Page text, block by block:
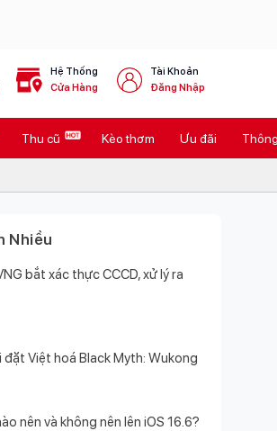
Hệ Thống
Cửa Hàng
Tài Khoản
Đăng Nhập
Thu cũ Kèo thơm Ưu đãi
Nhiều
bắt xác thực CCCD, xử lý ra
đặt Việt hoá Black Myth: Wukong
nên và không nên lên iOS 16.6?